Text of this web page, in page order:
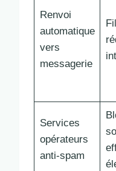
Renvoi
automatique
vers
messagerie
Services
opérateurs
anti-spam